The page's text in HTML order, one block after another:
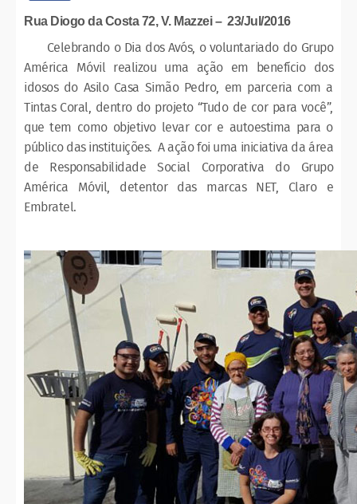
Rua Diogo da Costa 72, V. Mazzei – 23/Jul/2016
Celebrando o Dia dos Avós, o voluntariado do Grupo
América Móvil realizou uma ação em benefício dos
idosos do Asilo Casa Simão Pedro, em parceria com a
Tintas Coral, dentro do projeto “Tudo de cor para você”,
que tem como objetivo levar cor e autoestima para o
público das instituições. A ação foi uma iniciativa da área
de Responsabilidade Social Corporativa do Grupo
América Móvil, detentor das marcas NET, Claro e
Embratel.